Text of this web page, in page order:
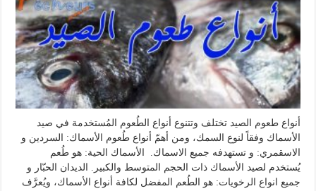
أنواع طعوم الصيد تختلف وتتنوع أنواع الطُعوم المُستخدمة في صيد
الأسماك وفقاً لنوع السمك، ومن أهمّ أنواع طُعوم الأسماك: السردين و
الاسقمري: و تستهدفه جميع الاسماك. الأسماك الحية: هو طُعم
يُستخدم لصيد الأسماك ذات الحجم المتوسط والكبير. الديدان الحبّار و
جميع انواع الرخويات: هو الطُعم المفضل لكافة أنواع الأسماك، ويُعرَّف